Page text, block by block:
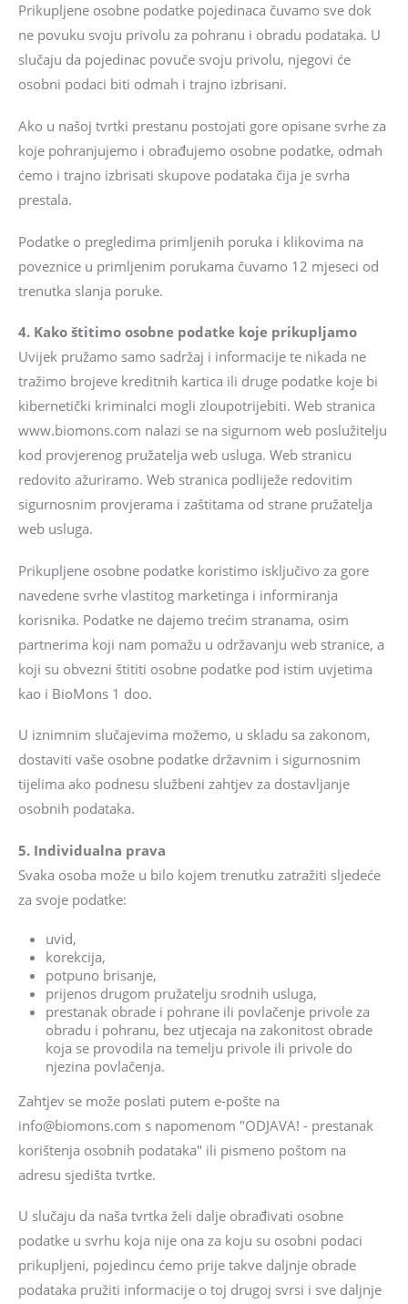
Prikupljene osobne podatke pojedinaca čuvamo sve dok
ne povuku svoju privolu za pohranu i obradu podataka. U
slučaju da pojedinac povuče svoju privolu, njegovi će
osobni podaci biti odmah i trajno izbrisani.
Ako u našoj tvrtki prestanu postojati gore opisane svrhe za
koje pohranjujemo i obrađujemo osobne podatke, odmah
ćemo i trajno izbrisati skupove podataka čija je svrha
prestala.
Podatke o pregledima primljenih poruka i klikovima na
poveznice u primljenim porukama čuvamo 12 mjeseci od
trenutka slanja poruke.
4. Kako štitimo osobne podatke koje prikupljamo
Uvijek pružamo samo sadržaj i informacije te nikada ne
tražimo brojeve kreditnih kartica ili druge podatke koje bi
kibernetički kriminalci mogli zloupotrijebiti. Web stranica
www.biomons.com nalazi se na sigurnom web poslužitelju
kod provjerenog pružatelja web usluga. Web stranicu
redovito ažuriramo. Web stranica podliježe redovitim
sigurnosnim provjerama i zaštitama od strane pružatelja
web usluga.
Prikupljene osobne podatke koristimo isključivo za gore
navedene svrhe vlastitog marketinga i informiranja
korisnika. Podatke ne dajemo trećim stranama, osim
partnerima koji nam pomažu u održavanju web stranice, a
koji su obvezni štititi osobne podatke pod istim uvjetima
kao i BioMons 1 doo.
U iznimnim slučajevima možemo, u skladu sa zakonom,
dostaviti vaše osobne podatke državnim i sigurnosnim
tijelima ako podnesu službeni zahtjev za dostavljanje
osobnih podataka.
5. Individualna prava
Svaka osoba može u bilo kojem trenutku zatražiti sljedeće
za svoje podatke:
uvid,
korekcija,
potpuno brisanje,
prijenos drugom pružatelju srodnih usluga,
prestanak obrade i pohrane ili povlačenje privole za
obradu i pohranu, bez utjecaja na zakonitost obrade
koja se provodila na temelju privole ili privole do
njezina povlačenja.
Zahtjev se može poslati putem e-pošte na
info@biomons.com s napomenom "ODJAVA! - prestanak
korištenja osobnih podataka" ili pismeno poštom na
adresu sjedišta tvrtke.
U slučaju da naša tvrtka želi dalje obrađivati osobne
podatke u svrhu koja nije ona za koju su osobni podaci
prikupljeni, pojedincu ćemo prije takve daljnje obrade
podataka pružiti informacije o toj drugoj svrsi i sve daljnje